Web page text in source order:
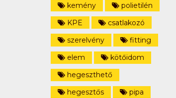
kemény
polietilén
KPE
csatlakozó
szerelvény
fitting
elem
kötőidom
hegeszthető
hegesztős
pipa